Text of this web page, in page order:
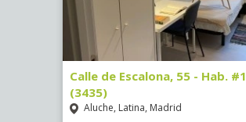
Calle de Escalona, 55 - Hab. #1
(3435)
Aluche, Latina, Madrid